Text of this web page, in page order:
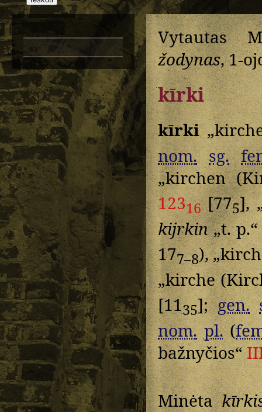
Vytautas
žodynas, 1-
kīrki
kīrki
nom. sg.
„kirchen
12316[775],
kijrkin„t.
177–8),
„kirche
[1135];gen.
nom. pl.(
bažnyčios“
Minėta